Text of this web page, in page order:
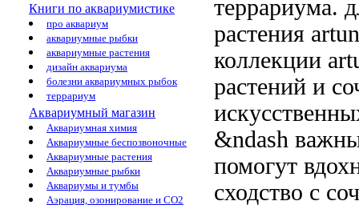
Книги по аквариумистике
про аквариум
аквариумные рыбки
аквариумные растения
дизайн аквариума
болезни аквариумных рыбок
террариум
Аквариумный магазин
Аквариумная химия
Аквариумные беспозвоночные
Аквариумные растения
Аквариумные рыбки
Аквариумы и тумбы
Аэрация, озонирование и CO2
террариума.
растения
коллекции
растений и
&ndash
помогут
сходство с